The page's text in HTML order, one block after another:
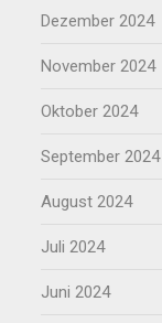
Dezember 2024
November 2024
Oktober 2024
September 2024
August 2024
Juli 2024
Juni 2024